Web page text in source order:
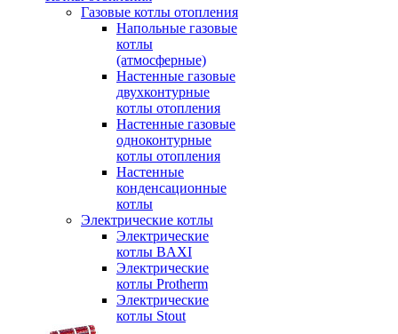
Газовые котлы отопления
Напольные газовые
котлы
(атмосферные)
Настенные газовые
двухконтурные
котлы отопления
Настенные газовые
одноконтурные
котлы отопления
Настенные
конденсационные
котлы
Электрические котлы
Электрические
котлы BAXI
Электрические
котлы Protherm
Электрические
котлы Stout